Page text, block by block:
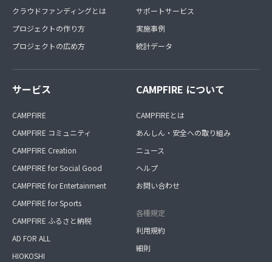
クラウドファンディングとは
プロジェクトの作り方
プロジェクトの広め方
サポートサービス
実施事例
統計データ
サービス
CAMPFIRE
CAMPFIRE コミュニティ
CAMPFIRE Creation
CAMPFIRE for Social Good
CAMPFIRE for Entertainment
CAMPFIRE for Sports
CAMPFIRE ふるさと納税
AD FOR ALL
HIOKOSHI
CAMPFIRE について
CAMPFIREとは
あんしん・安全への取り組み
ニュース
ヘルプ
お問い合わせ
各種規定
利用規約
細則